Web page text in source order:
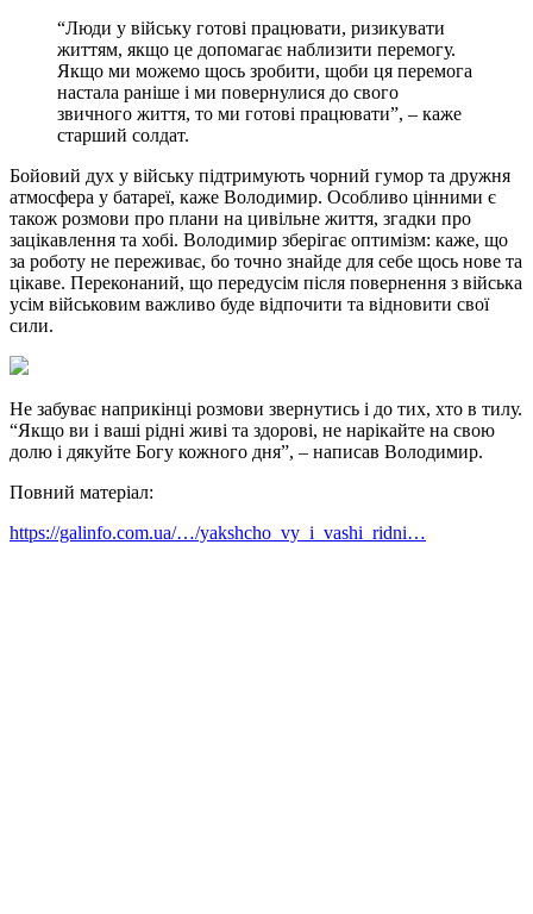
“Люди у війську готові працювати, ризикувати
життям, якщо це допомагає наблизити перемогу.
Якщо ми можемо щось зробити, щоби ця перемога
настала раніше і ми повернулися до свого
звичного життя, то ми готові працювати”, – каже
старший солдат.
Бойовий дух у війську підтримують чорний гумор та дружня
атмосфера у батареї, каже Володимир. Особливо цінними є
також розмови про плани на цивільне життя, згадки про
зацікавлення та хобі. Володимир зберігає оптимізм: каже, що
за роботу не переживає, бо точно знайде для себе щось нове та
цікаве. Переконаний, що передусім після повернення з війська
усім військовим важливо буде відпочити та відновити свої
сили.
Не забуває наприкінці розмови звернутись і до тих, хто в тилу.
“Якщо ви і ваші рідні живі та здорові, не нарікайте на свою
долю і дякуйте Богу кожного дня”, – написав Володимир.
Повний матеріал:
https://galinfo.com.ua/…/yakshcho_vy_i_vashi_ridni…